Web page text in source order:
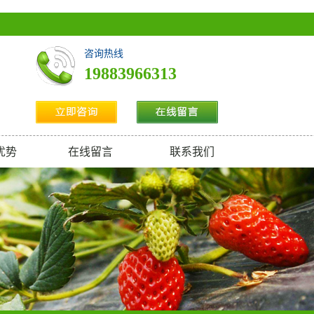
咨询热线
19883966313
势 在线留言 联系我们